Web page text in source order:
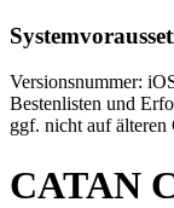
Versionsnummer:
Bestenlisten und
ggf. nicht auf älteren
CATAN